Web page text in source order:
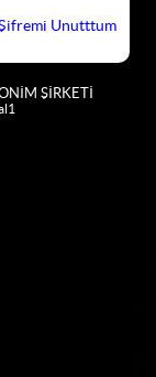
Unutttum
ŞİRKETİ